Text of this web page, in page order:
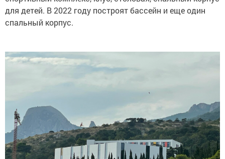
для детей. В 2022 году построят бассейн и еще один
спальный корпус.